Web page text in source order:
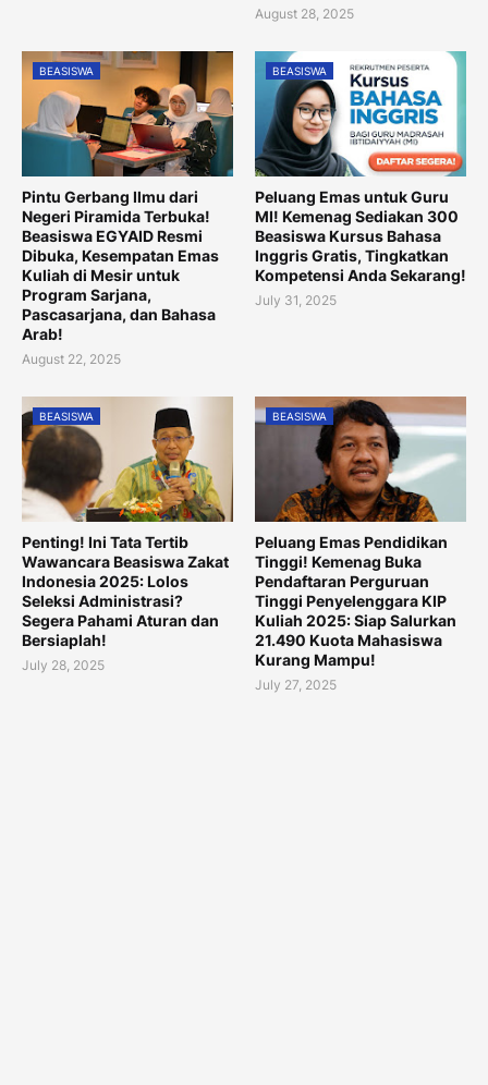
August 28, 2025
BEASISWA
Pintu Gerbang Ilmu dari
Negeri Piramida Terbuka!
Beasiswa EGYAID Resmi
Dibuka, Kesempatan Emas
Kuliah di Mesir untuk
Program Sarjana,
Pascasarjana, dan Bahasa
Arab!
August 22, 2025
BEASISWA
Peluang Emas untuk Guru
MI! Kemenag Sediakan 300
Beasiswa Kursus Bahasa
Inggris Gratis, Tingkatkan
Kompetensi Anda Sekarang!
July 31, 2025
BEASISWA
Penting! Ini Tata Tertib
Wawancara Beasiswa Zakat
Indonesia 2025: Lolos
Seleksi Administrasi?
Segera Pahami Aturan dan
Bersiaplah!
July 28, 2025
BEASISWA
Peluang Emas Pendidikan
Tinggi! Kemenag Buka
Pendaftaran Perguruan
Tinggi Penyelenggara KIP
Kuliah 2025: Siap Salurkan
21.490 Kuota Mahasiswa
Kurang Mampu!
July 27, 2025